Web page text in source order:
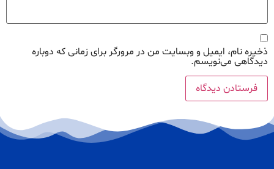
ذخیره نام، ایمیل و وبسایت من در مرورگر برای زمانی که دوباره
دیدگاهی می‌نویسم.